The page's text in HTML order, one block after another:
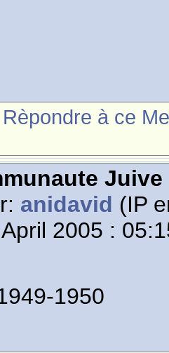
Rèpondre à ce
anidavid (IP
2005 :
1950